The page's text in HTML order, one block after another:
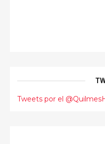
Tweets por el